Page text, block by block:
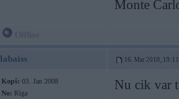
Monte
labaiss 16. Mar 2010, 19:11
Kopš: 03. Jan 2008
No: Rīga
Nu cik var